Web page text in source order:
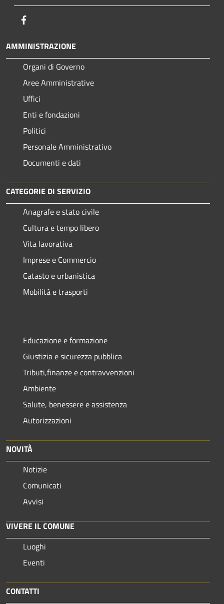
AMMINISTRAZIONE
Organi di Governo
Aree Amministrative
Uffici
Enti e fondazioni
Politici
Personale Amministrativo
Documenti e dati
CATEGORIE DI SERVIZIO
Anagrafe e stato civile
Cultura e tempo libero
Vita lavorativa
Imprese e Commercio
Catasto e urbanistica
Mobilità e trasporti
Educazione e formazione
Giustizia e sicurezza pubblica
Tributi,finanze e contravvenzioni
Ambiente
Salute, benessere e assistenza
Autorizzazioni
NOVITÀ
Notizie
Comunicati
Avvisi
VIVERE IL COMUNE
Luoghi
Eventi
CONTATTI